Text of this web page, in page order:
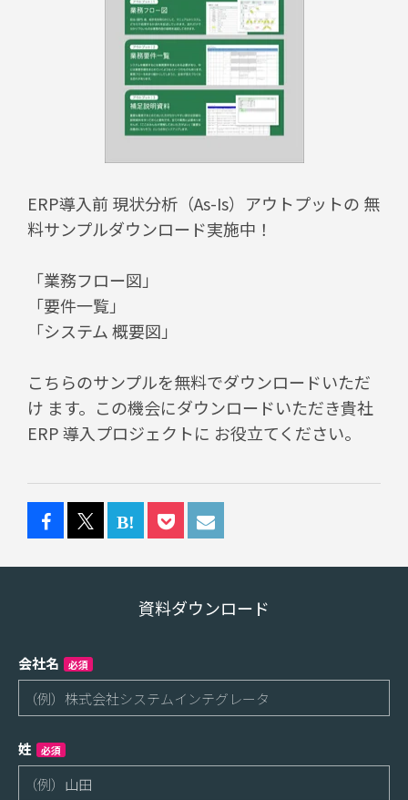
ERP導入前 現状分析（As-Is）アウトプットの 無
料サンプルダウンロード実施中！
「業務フロー図」
「要件一覧」
「システム 概要図」
こちらのサンプルを無料でダウンロードいただ
け ます。この機会にダウンロードいただき貴社
ERP 導入プロジェクトに お役立てください。
資料ダウンロード
会社名 必須
姓 必須